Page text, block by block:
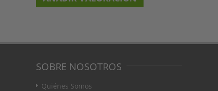
SOBRE NOSOTROS
Quiénes Somos